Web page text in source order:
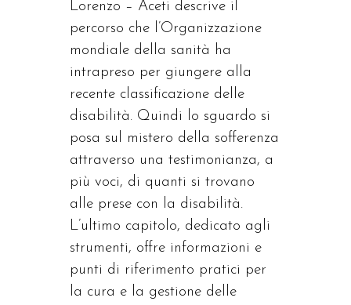
Lorenzo – Aceti descrive il
percorso che l’Organizzazione
mondiale della sanità ha
intrapreso per giungere alla
recente classificazione delle
disabilità. Quindi lo sguardo si
posa sul mistero della sofferenza
attraverso una testimonianza, a
più voci, di quanti si trovano
alle prese con la disabilità.
L’ultimo capitolo, dedicato agli
strumenti, offre informazioni e
punti di riferimento pratici per
la cura e la gestione delle